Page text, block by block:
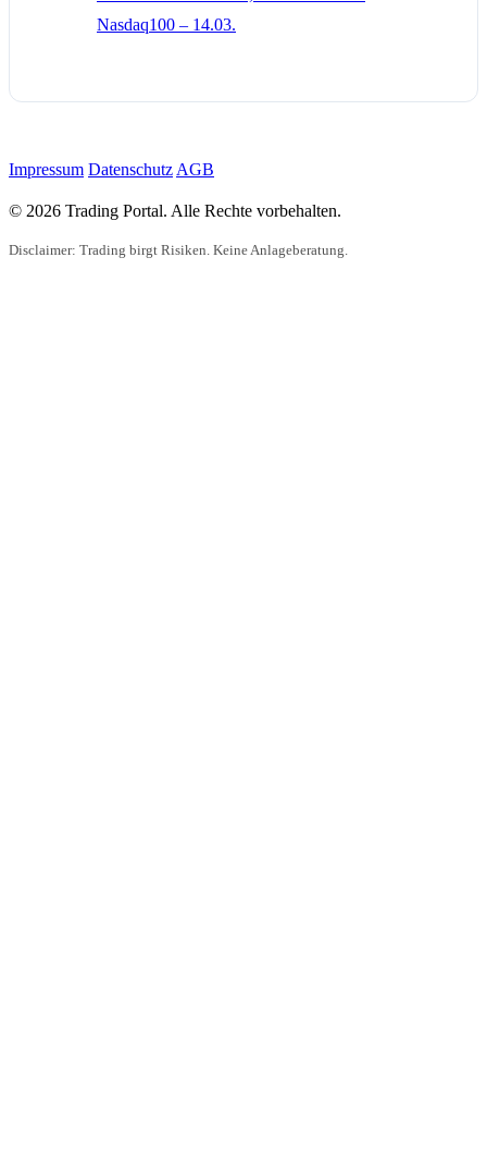
Nasdaq100 – 14.03.
Impressum Datenschutz AGB
© 2026 Trading Portal. Alle Rechte vorbehalten.
Disclaimer: Trading birgt Risiken. Keine Anlageberatung.